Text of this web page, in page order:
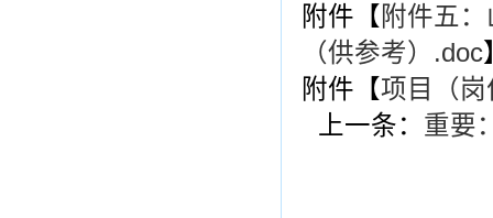
附件【 附件五
（供参考）.doc
附件【项目（
上一条： 重要